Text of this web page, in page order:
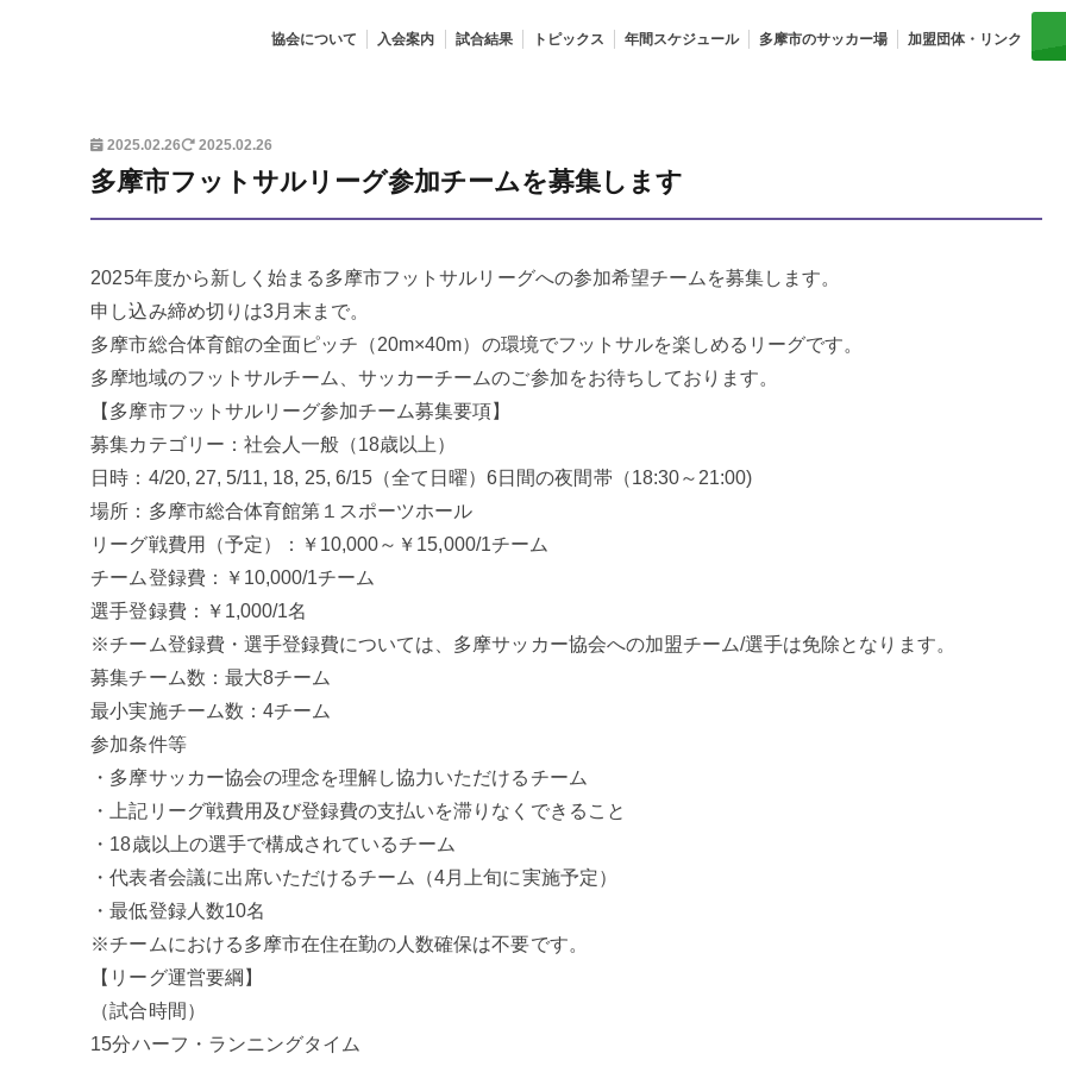
協会について 入会案内 試合結果 トピックス 年間スケジュール 多摩市のサッカー場 加盟団体・リンク
2025.02.26 2025.02.26
多摩市フットサルリーグ参加チームを募集します
2025年度から新しく始まる多摩市フットサルリーグへの参加希望チームを募集します。
申し込み締め切りは3月末まで。
多摩市総合体育館の全面ピッチ（20m×40m）の環境でフットサルを楽しめるリーグです。
多摩地域のフットサルチーム、サッカーチームのご参加をお待ちしております。
【多摩市フットサルリーグ参加チーム募集要項】
募集カテゴリー：社会人一般（18歳以上）
日時：4/20, 27, 5/11, 18, 25, 6/15（全て日曜）6日間の夜間帯（18:30～21:00)
場所：多摩市総合体育館第１スポーツホール
リーグ戦費用（予定）：￥10,000～￥15,000/1チーム
チーム登録費：￥10,000/1チーム
選手登録費：￥1,000/1名
※チーム登録費・選手登録費については、多摩サッカー協会への加盟チーム/選手は免除となります。
募集チーム数：最大8チーム
最小実施チーム数：4チーム
参加条件等
・多摩サッカー協会の理念を理解し協力いただけるチーム
・上記リーグ戦費用及び登録費の支払いを滞りなくできること
・18歳以上の選手で構成されているチーム
・代表者会議に出席いただけるチーム（4月上旬に実施予定）
・最低登録人数10名
※チームにおける多摩市在住在勤の人数確保は不要です。
【リーグ運営要綱】
（試合時間）
15分ハーフ・ランニングタイム